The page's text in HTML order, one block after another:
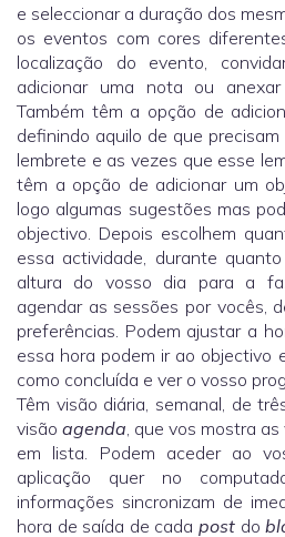
e seleccionar a duração dos
os eventos com cores
localização do evento,
adicionar uma nota ou
Também têm a opção de
definindo aquilo de que
lembrete e as vezes que esse
têm a opção de adicionar um
logo algumas sugestões mas
objectivo. Depois escolhem
essa actividade, durante
altura do vosso dia para a
agendar as sessões por vocês,
preferências. Podem ajustar a
essa hora podem ir ao objectivo
como concluída e ver o vosso
Têm visão diária, semanal, de
visão agenda , que vos mostra
em lista. Podem aceder ao
aplicação quer no
informações sincronizam de
hora de saída de cada post do